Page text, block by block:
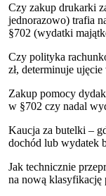
Czy zakup drukarki
jednorazowo) trafia
§702 (wydatki
Czy polityka
zł, determinuje
Zakup pomocy
w §702 czy nadal
Kaucja za butelki –
dochód lub wydatek
Jak technicznie
na nową klasyfikację